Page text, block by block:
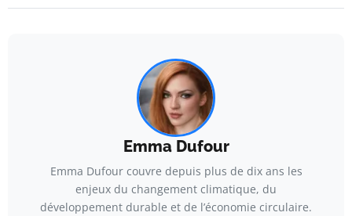
Emma Dufour
Emma Dufour couvre depuis plus de dix ans les
enjeux du changement climatique, du
développement durable et de l’économie circulaire.